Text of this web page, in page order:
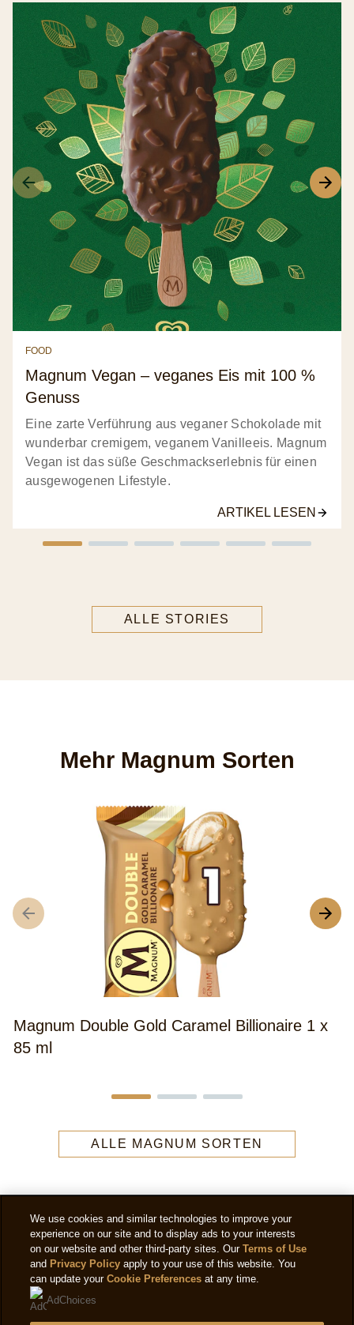
FOOD
Magnum Vegan – veganes Eis mit 100 %
Genuss
Eine zarte Verführung aus veganer Schokolade mit
wunderbar cremigem, veganem Vanilleeis. Magnum
Vegan ist das süße Geschmackserlebnis für einen
ausgewogenen Lifestyle.
ARTIKEL LESEN
ALLE STORIES
Mehr Magnum Sorten
Magnum Double Gold Caramel Billionaire 1 x
85 ml
ALLE MAGNUM SORTEN
We use cookies and similar technologies to improve your
experience on our site and to display ads to your interests
on our website and other third-party sites. OurTerms of Use
and Privacy Policy apply to your use of this website. You
can update yourCookie Preferences at any time.
AdChoices